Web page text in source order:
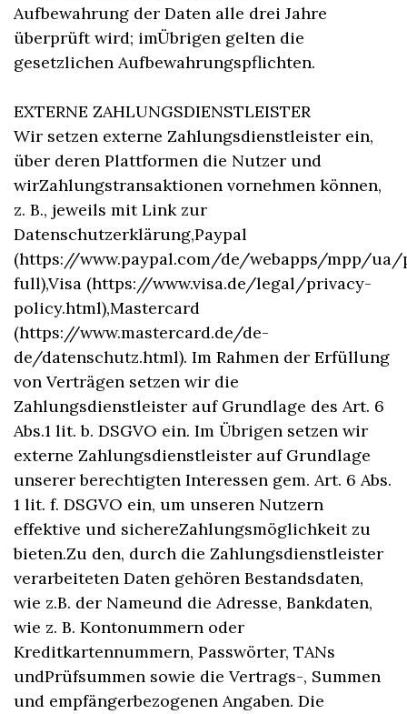
Aufbewahrung der Daten alle drei Jahre
überprüft wird; imÜbrigen gelten die
gesetzlichen Aufbewahrungspflichten.
EXTERNE ZAHLUNGSDIENSTLEISTER
Wir setzen externe Zahlungsdienstleister ein,
über deren Plattformen die Nutzer und
wirZahlungstransaktionen vornehmen können,
z. B., jeweils mit Link zur
Datenschutzerklärung,Paypal
(https://www.paypal.com/de/webapps/mpp/ua/
full),Visa (https://www.visa.de/legal/privacy-
policy.html),Mastercard
(https://www.mastercard.de/de-
de/datenschutz.html). Im Rahmen der Erfüllung
von Verträgen setzen wir die
Zahlungsdienstleister auf Grundlage des Art. 6
Abs.1 lit. b. DSGVO ein. Im Übrigen setzen wir
externe Zahlungsdienstleister auf Grundlage
unserer berechtigten Interessen gem. Art. 6 Abs.
1 lit. f. DSGVO ein, um unseren Nutzern
effektive und sichereZahlungsmöglichkeit zu
bieten.Zu den, durch die Zahlungsdienstleister
verarbeiteten Daten gehören Bestandsdaten,
wie z.B. der Nameund die Adresse, Bankdaten,
wie z. B. Kontonummern oder
Kreditkartennummern, Passwörter, TANs
undPrüfsummen sowie die Vertrags-, Summen
und empfängerbezogenen Angaben. Die